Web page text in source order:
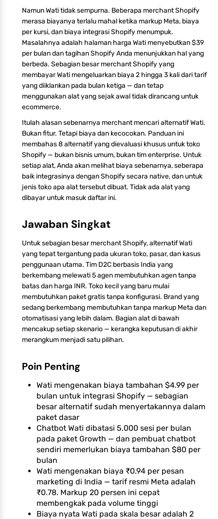
Namun Wati tidak sempurna. Beberapa merchant Shopify
merasa biayanya terlalu mahal ketika markup Meta, biaya
per kursi, dan biaya integrasi Shopify menumpuk.
Masalahnya adalah halaman harga Wati menyebutkan $39
per bulan dan tagihan Shopify Anda menunjukkan hal yang
berbeda. Sebagian besar merchant Shopify yang
membayar Wati mengeluarkan biaya 2 hingga 3 kali dari tarif
yang diiklankan pada bulan ketiga — dan tetap
menggunakan alat yang sejak awal tidak dirancang untuk
ecommerce.
Itulah alasan sebenarnya merchant mencari alternatif Wati.
Bukan fitur. Tetapi biaya dan kecocokan. Panduan ini
membahas 8 alternatif yang dievaluasi khusus untuk toko
Shopify — bukan bisnis umum, bukan tim enterprise. Untuk
setiap alat, Anda akan melihat biaya sebenarnya, seberapa
baik integrasinya dengan Shopify secara native, dan untuk
jenis toko apa alat tersebut dibuat. Tidak ada alat yang
dibayar untuk masuk daftar ini.
Jawaban Singkat
Untuk sebagian besar merchant Shopify, alternatif Wati
yang tepat tergantung pada ukuran toko, pasar, dan kasus
penggunaan utama. Tim D2C berbasis India yang
berkembang melewati 5 agen membutuhkan agen tanpa
batas dan harga INR. Toko kecil yang baru mulai
membutuhkan paket gratis tanpa konfigurasi. Brand yang
sedang berkembang membutuhkan tanpa markup Meta dan
otomatisasi yang lebih dalam. Bagian alat di bawah
mencakup setiap skenario — kerangka keputusan di akhir
merangkum menjadi satu pilihan.
Poin Penting
Wati mengenakan biaya tambahan $4.99 per
bulan untuk integrasi Shopify — sebagian
besar alternatif sudah menyertakannya dalam
paket dasar
Chatbot Wati dibatasi 5.000 sesi per bulan
pada paket Growth — dan pembuat chatbot
sendiri memerlukan biaya tambahan $80 per
bulan
Wati mengenakan biaya ₹0.94 per pesan
marketing di India — tarif resmi Meta adalah
₹0.78. Markup 20 persen ini cepat
membengkak pada volume tinggi
Biaya nyata Wati pada skala besar adalah 2